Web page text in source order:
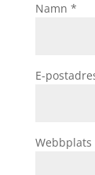
Namn *
E-
Webbplats